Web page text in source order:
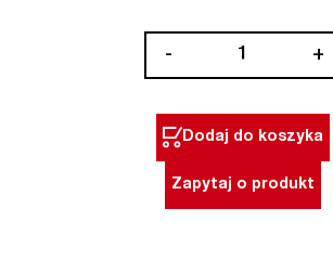
-
udarowych
torsion
+
Dodaj do koszyka
Zapytaj o produkt